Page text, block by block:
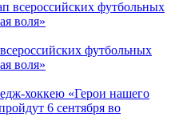
футбольных
воля»